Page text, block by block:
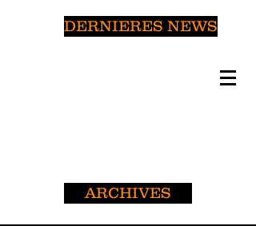
DERNIERES NEWS
ARCHIVES